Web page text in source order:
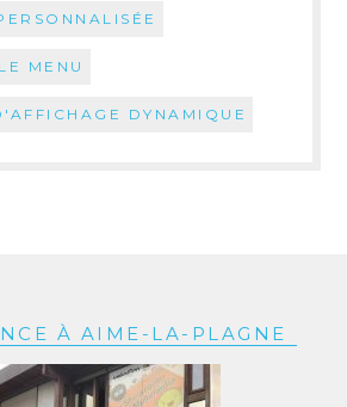
MENU
DYNAMIQUE
À AIME-LA-PLAGNE